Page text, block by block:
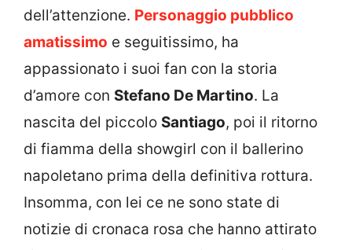
dell’attenzione. Personaggio pubblico
amatissimo e seguitissimo, ha
appassionato i suoi fan con la storia
d’amore con Stefano De Martino. La
nascita del piccolo Santiago, poi il ritorno
di fiamma della showgirl con il ballerino
napoletano prima della definitiva rottura.
Insomma, con lei ce ne sono state di
notizie di cronaca rosa che hanno attirato